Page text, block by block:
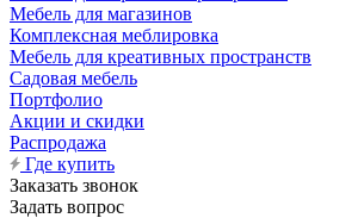
Мебель для магазинов
Комплексная меблировка
Мебель для креативных пространств
Садовая мебель
Портфолио
Акции и скидки
Распродажа
Где купить
Заказать звонок
Задать вопрос